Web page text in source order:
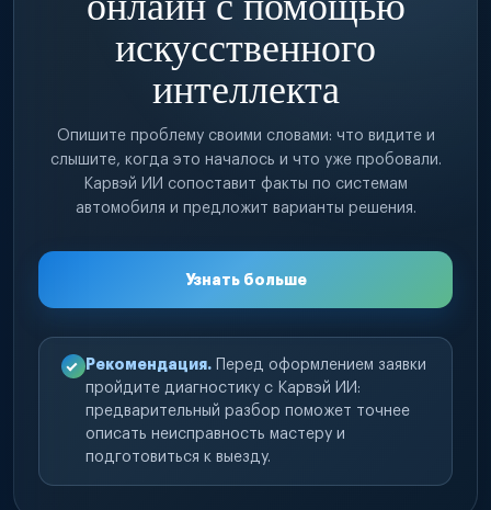
искусственного
интеллекта
Опишите проблему своими словами: что видите и
слышите, когда это началось и что уже пробовали.
Карвэй ИИ сопоставит факты по системам
автомобиля и предложит варианты решения.
Узнать больше
Рекомендация. Перед оформлением заявки
пройдите диагностику с Карвэй ИИ:
предварительный разбор поможет точнее
описать неисправность мастеру и
подготовиться к выезду.